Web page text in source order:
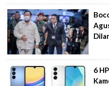
6